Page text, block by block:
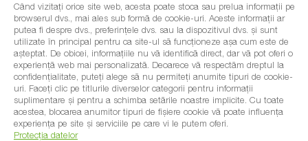
Când vizitați orice site web, acesta poate stoca sau prelua informații pe
browserul dvs., mai ales sub formă de cookie-uri. Aceste informații ar
putea fi despre dvs., preferințele dvs. sau la dispozitivul dvs. și sunt
utilizate în principal pentru ca site-ul să funcționeze așa cum este de
așteptat. De obicei, informațiile nu vă identifică direct, dar vă pot oferi o
experiență web mai personalizată. Deoarece vă respectăm dreptul la
confidențialitate, puteți alege să nu permiteți anumite tipuri de cookie-
uri. Faceți clic pe titlurile diverselor categorii pentru informații
suplimentare și pentru a schimba setările noastre implicite. Cu toate
acestea, blocarea anumitor tipuri de fișiere cookie vă poate influența
experiența pe site și serviciile pe care vi le putem oferi.
Protecția datelor